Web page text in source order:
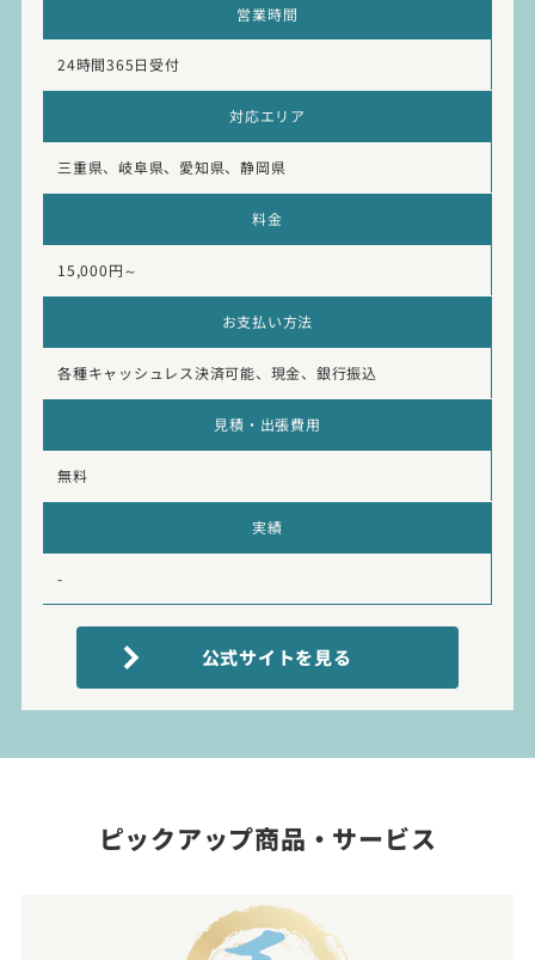
営業時間
24時間365日受付
対応エリア
三重県、岐阜県、愛知県、静岡県
料金
15,000円～
お支払い方法
各種キャッシュレス決済可能、現金、銀行振込
見積・出張費用
無料
実績
-
公式サイトを見る
ピックアップ商品・サービス